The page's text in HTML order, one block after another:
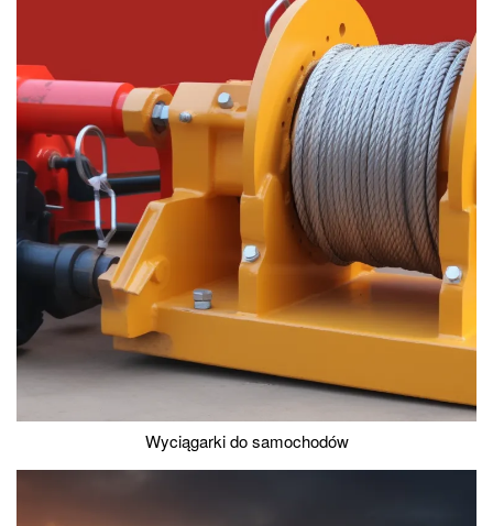
Wyciągarki do samochodów